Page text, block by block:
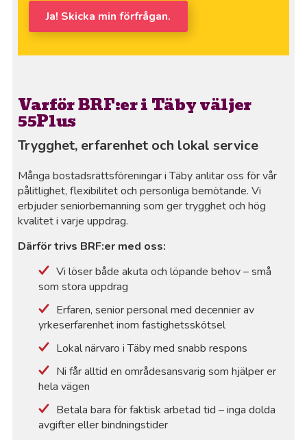
Ja! Skicka min förfrågan.
Varför BRF:er i Täby väljer
55Plus
Trygghet, erfarenhet och lokal service
Många bostadsrättsföreningar i Täby anlitar oss för vår
pålitlighet, flexibilitet och personliga bemötande. Vi
erbjuder seniorbemanning som ger trygghet och hög
kvalitet i varje uppdrag.
Därför trivs BRF:er med oss:
Vi löser både akuta och löpande behov – små
som stora uppdrag
Erfaren, senior personal med decennier av
yrkeserfarenhet inom fastighetsskötsel
Lokal närvaro i Täby med snabb respons
Ni får alltid en områdesansvarig som hjälper er
hela vägen
Betala bara för faktisk arbetad tid – inga dolda
avgifter eller bindningstider